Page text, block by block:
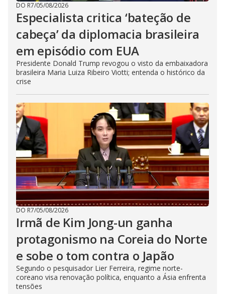
DO R7/05/08/2026
Especialista critica ‘bateção de
cabeça’ da diplomacia brasileira
em episódio com EUA
Presidente Donald Trump revogou o visto da embaixadora
brasileira Maria Luiza Ribeiro Viotti; entenda o histórico da
crise
DO R7/05/08/2026
Irmã de Kim Jong-un ganha
protagonismo na Coreia do Norte
e sobe o tom contra o Japão
Segundo o pesquisador Lier Ferreira, regime norte-
coreano visa renovação política, enquanto a Ásia enfrenta
tensões